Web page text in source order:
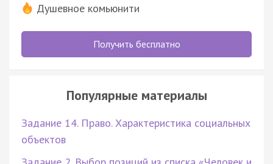
Душевное комьюнити
Получить бесплатно
Популярные материалы
Задание 14. Право. Характеристика социальных
объектов